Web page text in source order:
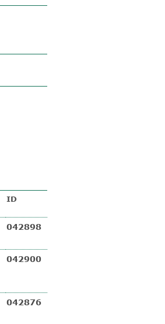
ID
042898
042900
042876